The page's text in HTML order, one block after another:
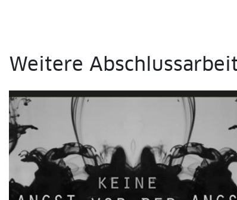
Weitere